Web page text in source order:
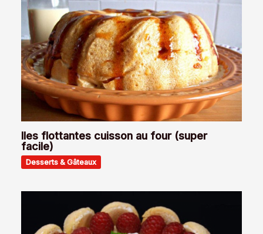
Iles flottantes cuisson au four (super
facile)
Desserts & Gâteaux